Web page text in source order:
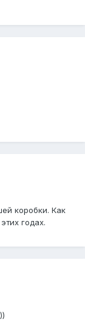
коробки. Как
годах.